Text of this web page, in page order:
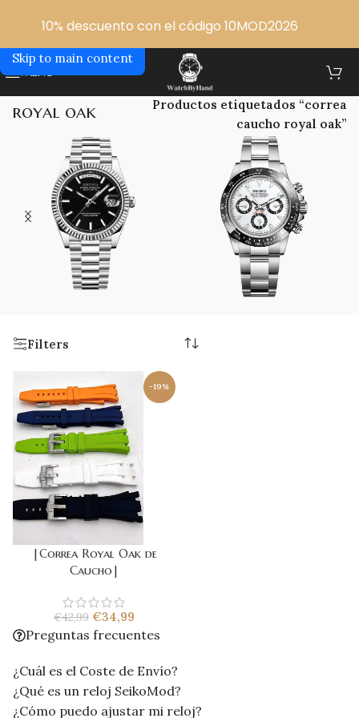
Skip to navigation
Skip to main content
MENU
royal oak
Inicio/
Productos etiquetados “correa
caucho royal oak”
Filters
-19%
|Correa Royal Oak de
Caucho|
€42,99 €34,99
Preguntas frecuentes
¿Cuál es el Coste de Envío?
¿Qué es un reloj SeikoMod?
¿Cómo puedo ajustar mi reloj?
10% descuento con el código 10MOD2026